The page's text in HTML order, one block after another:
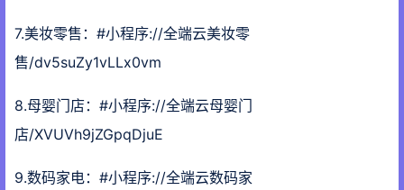
7.美妆零售：#小程序://全端云美妆零
售/dv5suZy1vLLx0vm
8.母婴门店：#小程序://全端云母婴门
店/XVUVh9jZGpqDjuE
9.数码家电：#小程序://全端云数码家